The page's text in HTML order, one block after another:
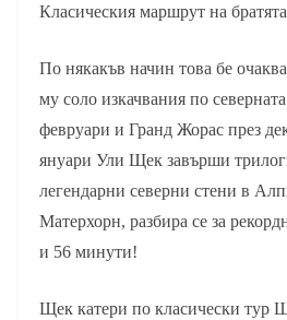
Класическия маршрут на
По някакъв начин това бе
му соло изкачвания по
февруари и Гранд Жорас през
януари Ули Щек завърши
легендарни северни стени в
Матерхорн, разбира се за
и 56 минути!
Щек катери по класически тур